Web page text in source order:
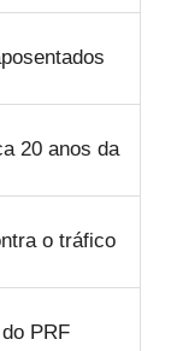
20 anos da
o tráfico
PRF